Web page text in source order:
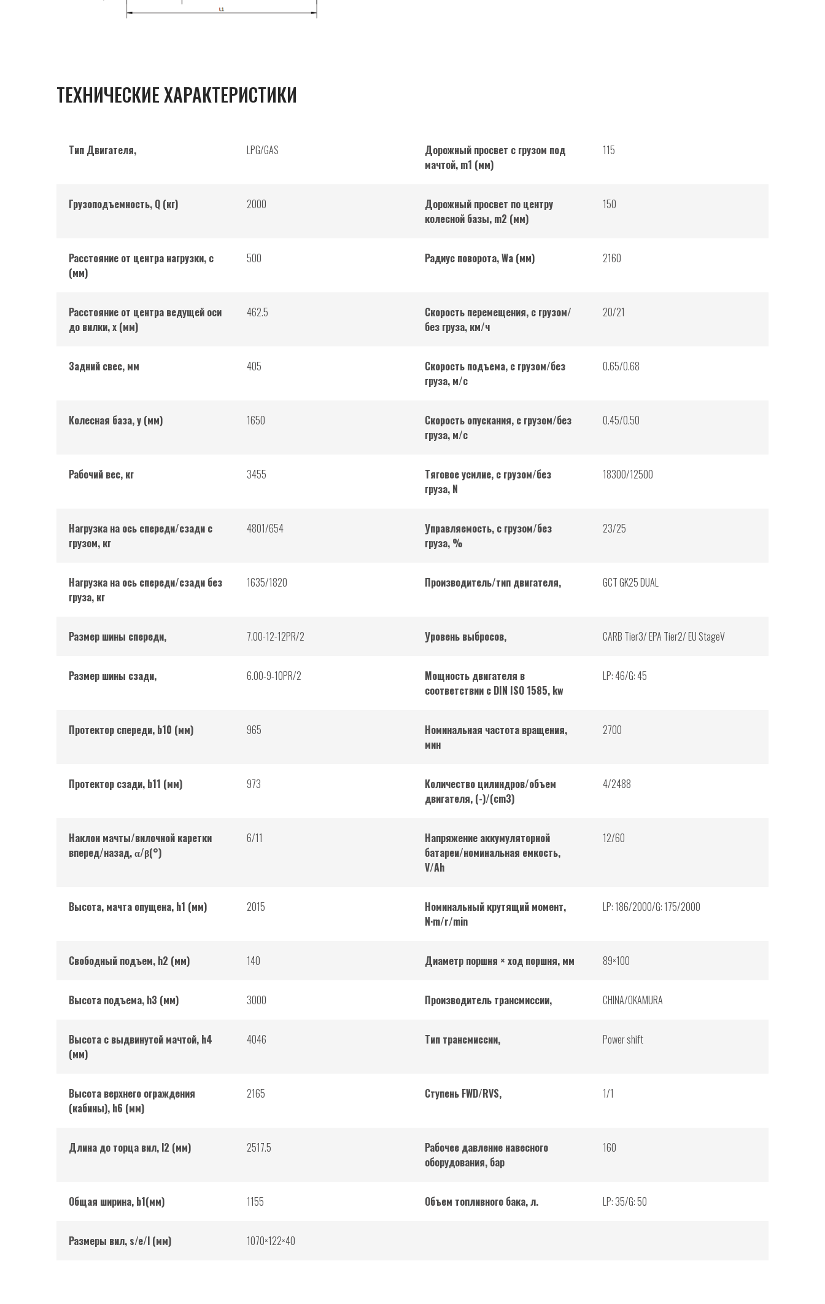
ТЕХНИЧЕСКИЕ ХАРАКТЕРИСТИКИ
Тип Двигателя, LPG/GAS
Дорожный просвет с грузом под
мачтой, m1 (мм)
115
Грузоподъемность, Q (кг) 2000
Дорожный просвет по центру
колесной базы, m2 (мм)
150
Расстояние от центра нагрузки, c
(мм)
500 Радиус поворота, Wa (мм) 2160
Расстояние от центра ведущей оси
до вилки, x (мм)
462.5
Скорость перемещения, с грузом/
без груза, км/ч
20/21
Задний свес, мм 405
Скорость подъема, с грузом/без
груза, м/с
0.65/0.68
Колесная база, y (мм) 1650
Скорость опускания, с грузом/без
груза, м/с
0.45/0.50
Рабочий вес, кг 3455
Тяговое усилие, с грузом/без
груза, N
18300/12500
Нагрузка на ось спереди/сзади с
грузом, кг
4801/654
Управляемость, с грузом/без
груза, %
23/25
Нагрузка на ось спереди/сзади без
груза, кг
1635/1820 Производитель/тип двигателя, GCT GK25 DUAL
Размер шины спереди, 7.00-12-12PR/2 Уровень выбросов, CARB Tier3/ EPA Tier2/ EU StageV
Размер шины сзади, 6.00-9-10PR/2
Мощность двигателя в
соответствии с DIN ISO 1585, kw
LP: 46/G: 45
Протектор спереди, b10 (мм) 965
Номинальная частота вращения,
мин
2700
Протектор сзади, b11 (мм) 973
Количество цилиндров/объем
двигателя, (-)/(cm3)
4/2488
Наклон мачты/вилочной каретки
вперед/назад, α/β(°)
6/11
Напряжение аккумуляторной
батареи/номинальная емкость,
V/Ah
12/60
Высота, мачта опущена, h1 (мм) 2015
Номинальный крутящий момент,
N·m/r/min
LP: 186/2000/G: 175/2000
Свободный подъем, h2 (мм) 140 Диаметр поршня × ход поршня, мм 89×100
Высота подъема, h3 (мм) 3000 Производитель трансмиссии, CHINA/OKAMURA
Высота с выдвинутой мачтой, h4
(мм)
4046 Тип трансмиссии, Power shift
Высота верхнего ограждения
(кабины), h6 (мм)
2165 Ступень FWD/RVS, 1/1
Длина до торца вил, l2 (мм) 2517.5
Рабочее давление навесного
оборудования, бар
160
Общая ширина, b1(мм) 1155 Объем топливного бака, л. LP: 35/G: 50
Размеры вил, s/e/l (мм) 1070×122×40